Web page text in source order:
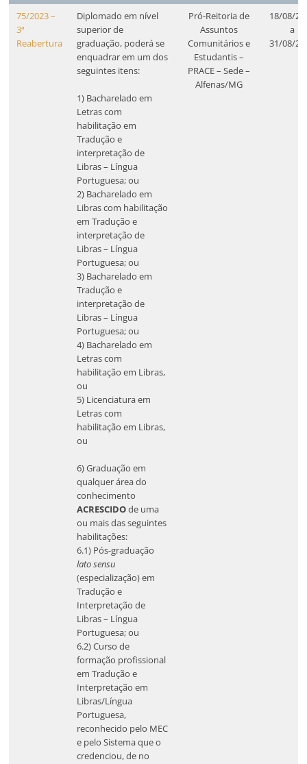
75/2023 –
3ª
Reabertura
Diplomado em nível
superior de
graduação, poderá se
enquadrar em um dos
seguintes itens:
1) Bacharelado em
Letras com
habilitação em
Tradução e
interpretação de
Libras – Língua
Portuguesa; ou
2) Bacharelado em
Libras com habilitação
em Tradução e
interpretação de
Libras – Língua
Portuguesa; ou
3) Bacharelado em
Tradução e
interpretação de
Libras – Língua
Portuguesa; ou
4) Bacharelado em
Letras com
habilitação em Libras,
ou
5) Licenciatura em
Letras com
habilitação em Libras,
ou
6) Graduação em
qualquer área do
conhecimento
ACRESCIDOde uma
ou mais das seguintes
habilitações:
6.1) Pós-graduação
lato sensu
(especialização) em
Tradução e
Interpretação de
Libras – Língua
Portuguesa; ou
6.2) Curso de
formação profissional
em Tradução e
Interpretação em
Libras/Língua
Portuguesa,
reconhecido pelo MEC
e pelo Sistema que o
credenciou, de no
Pró-Reitoria de
Assuntos
Comunitários e
Estudantis –
PRACE – Sede –
Alfenas/MG
18/08/
a
31/08/